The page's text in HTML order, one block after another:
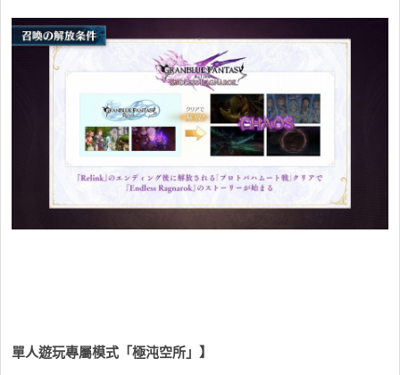
單人遊玩專屬模式「極沌空所」】